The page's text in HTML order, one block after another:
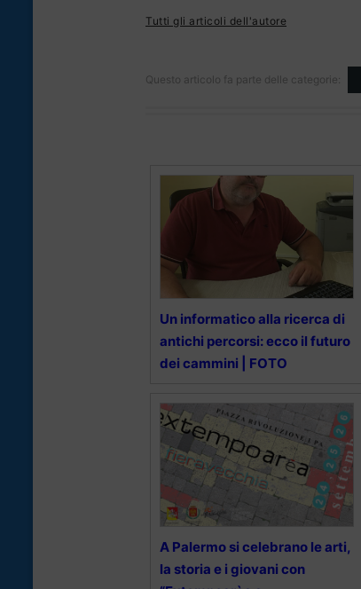
Tutti gli articoli dell'autore
Questo articolo fa parte delle categorie:
Un informatico alla ricerca di
antichi percorsi: ecco il futuro
dei cammini | FOTO
A Palermo si celebrano le arti,
la storia e i giovani con